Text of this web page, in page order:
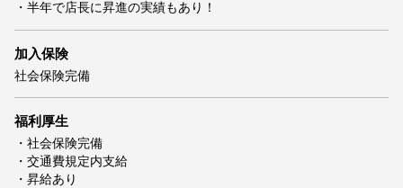
・半年で店長に昇進の実績もあり！
加入保険
社会保険完備
福利厚生
・社会保険完備
・交通費規定内支給
・昇給あり